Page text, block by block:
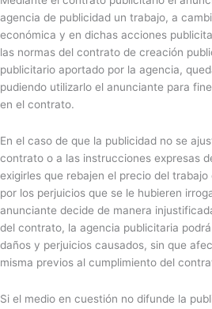
agencia de publicidad un trabajo, a
económica y en dichas acciones
las normas del contrato de creación
publicitario aportado por la agencia,
pudiendo utilizarlo el anunciante para
en el contrato.
En el caso de que la publicidad no se
contrato o a las instrucciones expresas
exigirles que rebajen el precio del
por los perjuicios que se le hubieren
anunciante decide de manera
del contrato, la agencia publicitaria
daños y perjuicios causados, sin que
misma previos al cumplimiento del
Si el medio en cuestión no difunde la